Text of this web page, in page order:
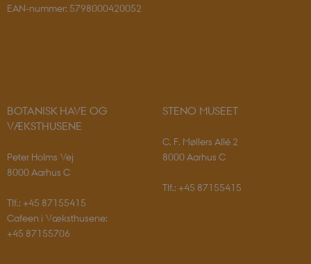
EAN-nummer: 5798000420052
BOTANISK HAVE OG
VÆKSTHUSENE
Peter Holms Vej
8000 Aarhus C
Tlf.: +45 87155415
Cafeen i Væksthusene:
+45 87155706
STENO MUSEET
C. F. Møllers Allé 2
8000 Aarhus C
Tlf.: +45 87155415
PHPSESSID